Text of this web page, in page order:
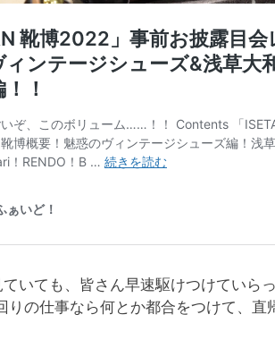
いても、皆さん早速駆けつけていら
りの仕事なら何とか都合をつけて、